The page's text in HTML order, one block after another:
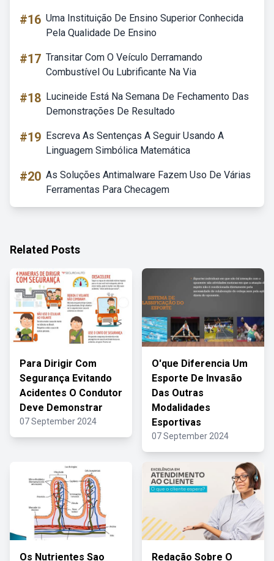
#16 Uma Instituição De Ensino Superior Conhecida
Pela Qualidade De Ensino
#17 Transitar Com O Veículo Derramando
Combustível Ou Lubrificante Na Via
#18 Lucineide Está Na Semana De Fechamento Das
Demonstrações De Resultado
#19 Escreva As Sentenças A Seguir Usando A
Linguagem Simbólica Matemática
#20 As Soluções Antimalware Fazem Uso De Várias
Ferramentas Para Checagem
Related Posts
Para Dirigir Com
Segurança Evitando
Acidentes O Condutor
Deve Demonstrar
07 September 2024
O'que Diferencia Um
Esporte De Invasão
Das Outras
Modalidades
Esportivas
07 September 2024
Os Nutrientes Sao Redação Sobre O